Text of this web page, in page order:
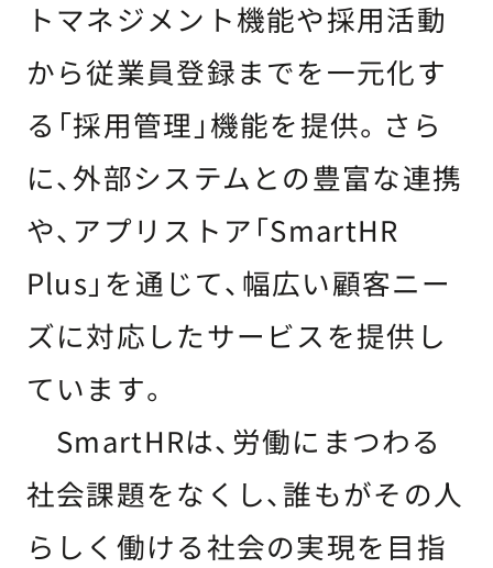
トマネジメント機能や採用活動
から従業員登録までを一元化す
る「採用管理」機能を提供。さら
に、外部システムとの豊富な連携
や、アプリストア「SmartHR
Plus」を通じて、幅広い顧客ニー
ズに対応したサービスを提供し
ています。
SmartHRは、労働にまつわる
社会課題をなくし、誰もがその人
らしく働ける社会の実現を目指